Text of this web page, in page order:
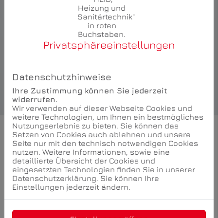
Die reduzierte, vertikale Formensprache und die
präzise Linienführung spiegeln den
gestalterischen Dialog zwischen Gessi und Kengo
Kuma wider. Mit einer Ausladung von 210 mm und
der wandmontierten Ausführung ermöglicht Area
Pro 75288 eine klare, aufgeräumte Gestaltung des
Area Pro 75051
Der Waschtisch-Einhebelmischer Area Pro 75051
vereint skulpturale Klarheit mit funktionaler
Präzision. Die markante, horizontale Ausladung und
Kollektion und des gestalterischen Dialogs
Privatsphäre­einstellungen
Datenschutzhinweise
Ihre Zustimmung können Sie jederzeit
widerrufen.
Wir verwenden auf dieser Webseite Cookies und
weitere Technologien, um Ihnen ein bestmögliches
Nutzungserlebnis zu bieten. Sie können das
Setzen von Cookies auch ablehnen und unsere
Seite nur mit den technisch notwendigen Cookies
nutzen. Weitere Informationen, sowie eine
detaillierte Übersicht der Cookies und
eingesetzten Technologien finden Sie in unserer
Datenschutzerklärung. Sie können Ihre
Einstellungen jederzeit ändern.